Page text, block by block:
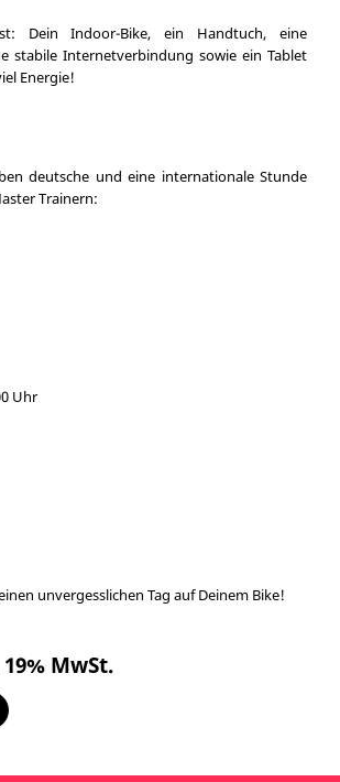
Dein Indoor-Bike, ein Handtuch, eine
stabile Internetverbindung sowie ein Tablet
Energie!
deutsche und eine internationale Stunde
Trainern:
Uhr
unvergesslichen Tag auf Deinem Bike!
MwSt.